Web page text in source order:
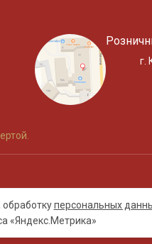
обработкуперсональных
«Яндекс.Метрика»
г.